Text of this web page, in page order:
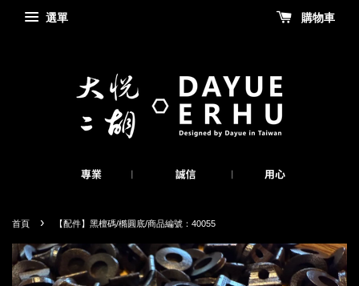
選單 購物車
首頁 › 【配件】黑檀碼/橢圓底/商品編號：40055